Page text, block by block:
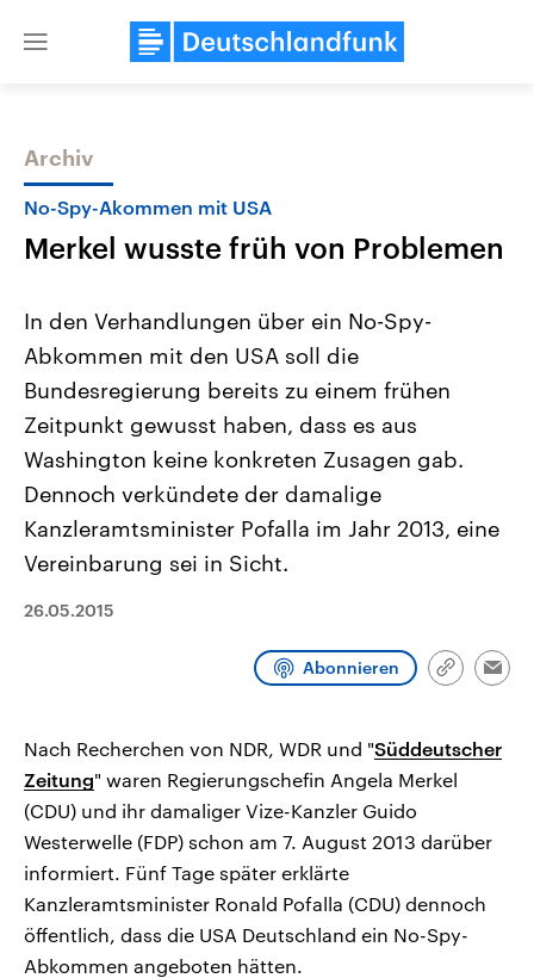
Close
Themen
Landtagswahl Sachsen-Anhalt
2026
Alle Informationen
Sachsen-Anhalt wählt am 6.
September 2026 einen neuen
Bundesland von einer Koalition aus
Umfragen, Prognosen,
und Hintergründe zu den Parteien
Aktuelle Beiträge,
Hintergründe
Wirtschaftlich und
gehören die Vereinigten
den mächtigsten Ländern
mit großem Einfluss auf
Sendungen
Archiv
No-Spy-Akommen mit USA
Merkel wusste früh von Problemen
In den Verhandlungen über ein No-Spy-
Abkommen mit den USA soll die
Bundesregierung bereits zu einem frühen
Zeitpunkt gewusst haben, dass es aus
Washington keine konkreten Zusagen gab.
Dennoch verkündete der damalige
Kanzleramtsminister Pofalla im Jahr 2013, eine
Vereinbarung sei in Sicht.
26.05.2015
Abonnieren
Link
Nach Recherchen von NDR, WDR und "Süddeutscher
Zeitung" waren Regierungschefin Angela Merkel
(CDU) und ihr damaliger Vize-Kanzler Guido
Westerwelle (FDP) schon am 7. August 2013 darüber
informiert. Fünf Tage später erklärte
Kanzleramtsminister Ronald Pofalla (CDU) dennoch
öffentlich, dass die USA Deutschland ein No-Spy-
Abkommen angeboten hätten.